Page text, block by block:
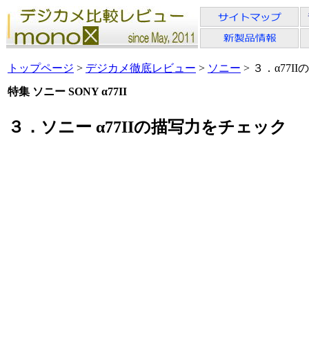
トップページ > デジカメ徹底レビュー > ソニー > ３．α77II
特集 ソニー SONY α77II
３．ソニー α77IIの描写力をチェック